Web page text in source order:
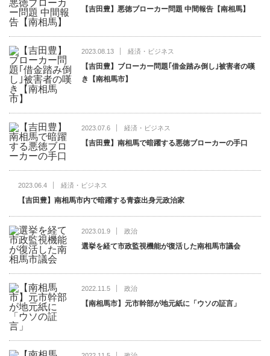
【吉田豊】悪徳ブローカー問題 中間報告【南相馬】
2023.08.13 経済・ビジネス
【吉田豊】ブローカー問題｢借金踏み倒し｣被害者の嘆
き【南相馬市】
2023.07.6 経済・ビジネス
【吉田豊】南相馬で暗躍する悪徳ブローカーの手口
2023.06.4 経済・ビジネス
【吉田豊】南相馬市内で暗躍する青森出身元政治家
2023.01.9 政治
選挙を経て市政監視機能が復活した南相馬市議会
2022.11.5 政治
【南相馬市】元市幹部が地元紙に「ウソの証言」